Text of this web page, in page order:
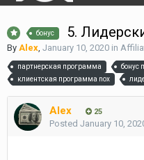
бонус 5.
By Alex, January 10, 2020 in
партнерская программа
бонус
клиентская программа nox
Alex 25
Posted January 10,